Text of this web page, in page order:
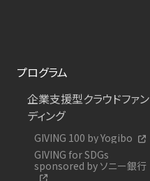
プログラム
企業支援型クラウドファン
ディング
GIVING 100 by Yogibo
GIVING for SDGs
sponsored by ソニー銀行